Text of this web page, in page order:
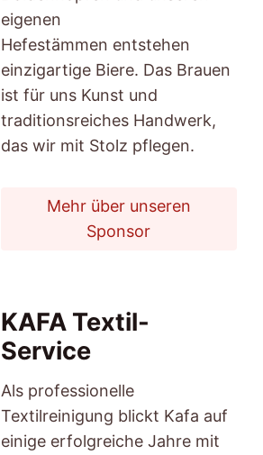
eigenen
Hefestämmen entstehen
einzigartige Biere. Das Brauen
ist für uns Kunst und
traditionsreiches Handwerk,
das wir mit Stolz pflegen.
Mehr über unseren
Sponsor
KAFA Textil-
Service
Als professionelle
Textilreinigung blickt Kafa auf
einige erfolgreiche Jahre mit